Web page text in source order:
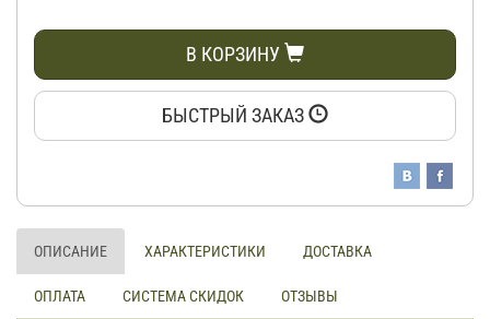
В КОРЗИНУ
БЫСТРЫЙ ЗАКАЗ
ОПИСАНИЕ ХАРАКТЕРИСТИКИ ДОСТАВКА
ОПЛАТА СИСТЕМА СКИДОК ОТЗЫВЫ